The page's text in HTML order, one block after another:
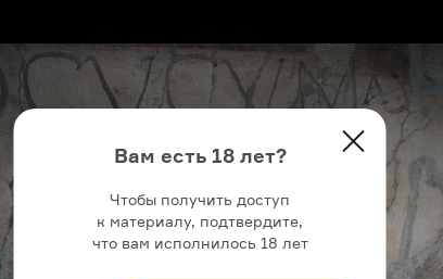
Вам есть 18 лет?
Чтобы получить доступ
к материалу, подтвердите,
что вам исполнилось 18 лет